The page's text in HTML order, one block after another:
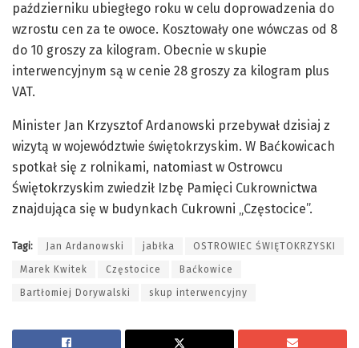
październiku ubiegłego roku w celu doprowadzenia do
wzrostu cen za te owoce. Kosztowały one wówczas od 8
do 10 groszy za kilogram. Obecnie w skupie
interwencyjnym są w cenie 28 groszy za kilogram plus
VAT.
Minister Jan Krzysztof Ardanowski przebywał dzisiaj z
wizytą w województwie świętokrzyskim. W Baćkowicach
spotkał się z rolnikami, natomiast w Ostrowcu
Świętokrzyskim zwiedził Izbę Pamięci Cukrownictwa
znajdująca się w budynkach Cukrowni „Częstocice”.
Tagi: Jan Ardanowski jabłka OSTROWIEC ŚWIĘTOKRZYSKI
Marek Kwitek Częstocice Baćkowice
Bartłomiej Dorywalski skup interwencyjny